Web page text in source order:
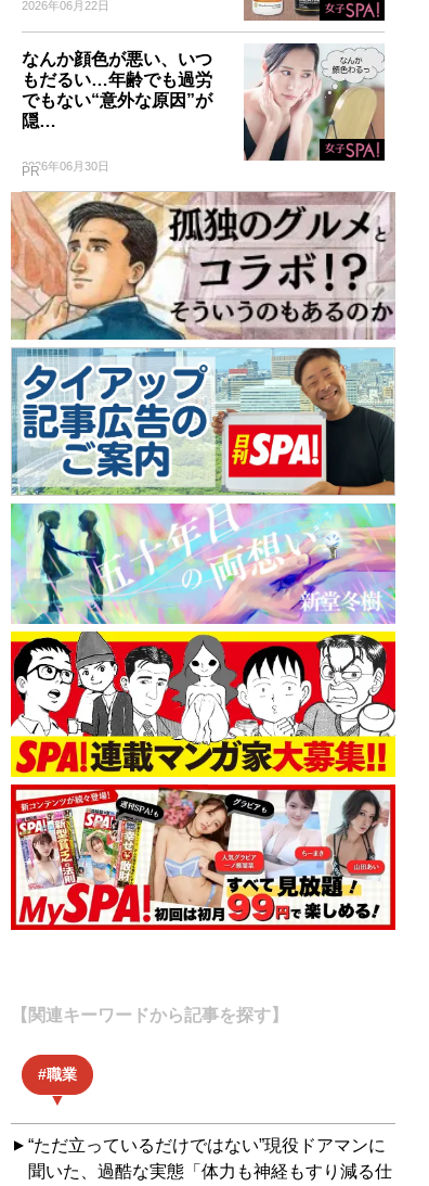
2026年06月22日
なんか顔色が悪い、いつ
もだるい…年齢でも過労
でもない“意外な原因”が
隠…
2026年06月30日
PR
【関連キーワードから記事を探す】
職業
“ただ立っているだけではない”現役ドアマンに
聞いた、過酷な実態「体力も神経もすり減る仕